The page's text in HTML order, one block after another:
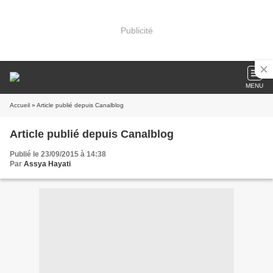
Publicité
MENU
Accueil » Article publié depuis Canalblog
Article publié depuis Canalblog
Publié le 23/09/2015 à 14:38
Par Assya Hayati